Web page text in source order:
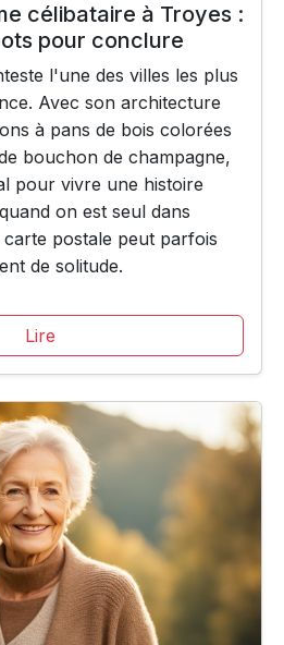
célibataire à Troyes :
pour conclure
l'une des villes les plus
Avec son architecture
à pans de bois colorées
bouchon de champagne,
pour vivre une histoire
on est seul dans
postale peut parfois
de solitude.
Lire